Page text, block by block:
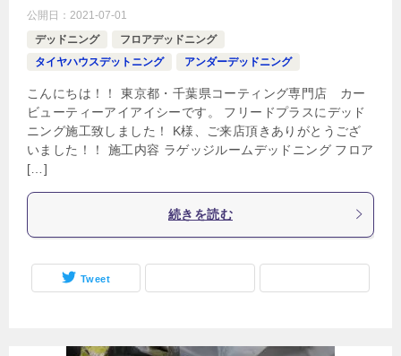
公開日： 2021-07-01
デッドニング
フロアデッドニング
タイヤハウスデットニング
アンダーデッドニング
こんにちは！！ 東京都・千葉県コーティング専門店 カー
ビューティーアイアイシーです。 フリードプラスにデッド
ニング施工致しました！ K様、ご来店頂きありがとうござ
いました！！ 施工内容 ラゲッジルームデッドニング フロア
[…]
続きを読む
Tweet